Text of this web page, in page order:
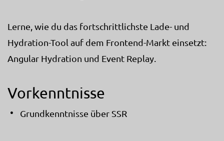
Lerne, wie du das fortschrittlichste Lade- und
Hydration-Tool auf dem Frontend-Markt einsetzt:
Angular Hydration und Event Replay.
Vorkenntnisse
Grundkenntnisse über SSR